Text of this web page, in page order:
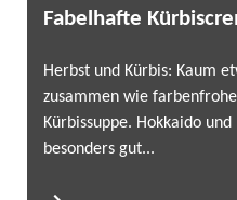
Fabelhafte
Herbst und Kürbis: Kaum
zusammen wie
Kürbissuppe. Hokkaido
besonders gut...